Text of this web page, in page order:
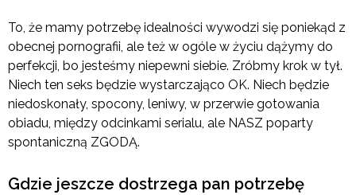
To, że mamy potrzebę idealności wywodzi się poniekąd z
obecnej pornografii, ale też w ogóle w życiu dążymy do
perfekcji, bo jesteśmy niepewni siebie. Zróbmy krok w tył.
Niech ten seks będzie wystarczająco OK. Niech będzie
niedoskonały, spocony, leniwy, w przerwie gotowania
obiadu, między odcinkami serialu, ale NASZ poparty
spontaniczną ZGODĄ.
Gdzie jeszcze dostrzega pan potrzebę